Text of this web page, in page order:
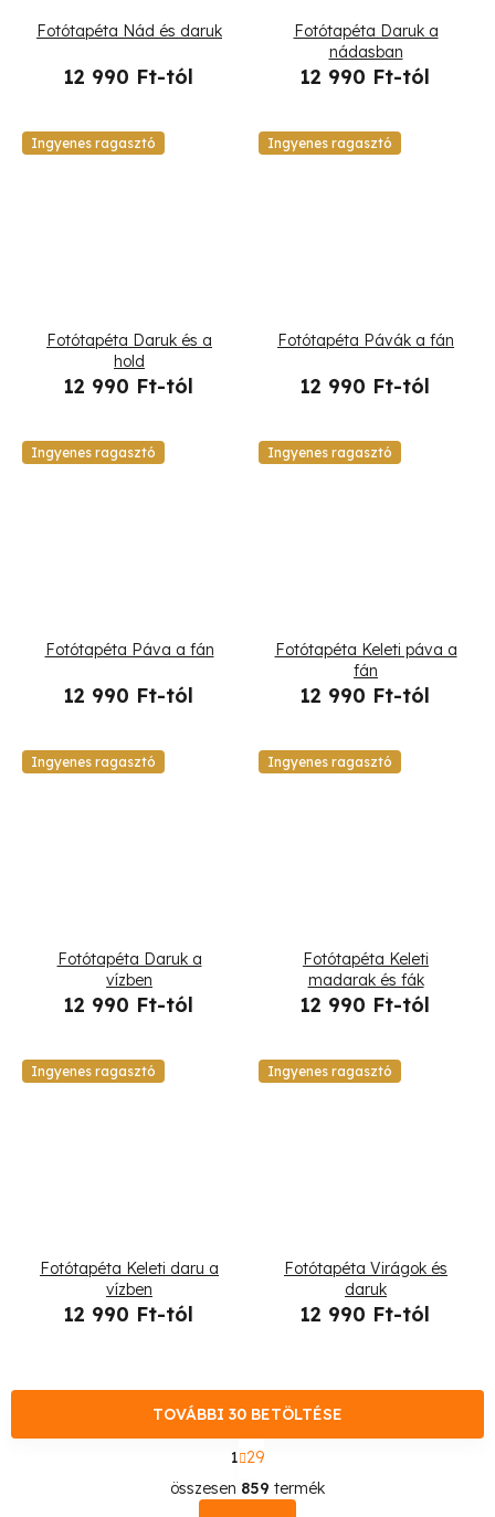
Fotótapéta Nád és daruk
12 990 Ft-tól
Fotótapéta Daruk a
nádasban
12 990 Ft-tól
Ingyenes ragasztó
Fotótapéta Daruk és a
hold
12 990 Ft-tól
Ingyenes ragasztó
Fotótapéta Pávák a fán
12 990 Ft-tól
Ingyenes ragasztó
Fotótapéta Páva a fán
12 990 Ft-tól
Ingyenes ragasztó
Fotótapéta Keleti páva a
fán
12 990 Ft-tól
Ingyenes ragasztó
Fotótapéta Daruk a
vízben
12 990 Ft-tól
Ingyenes ragasztó
Fotótapéta Keleti
madarak és fák
12 990 Ft-tól
Ingyenes ragasztó
Fotótapéta Keleti daru a
vízben
12 990 Ft-tól
Ingyenes ragasztó
Fotótapéta Virágok és
daruk
12 990 Ft-tól
L
TOVÁBBI 30 BETÖLTÉSE
L
a
p
o
1 29
összesen 859 termék